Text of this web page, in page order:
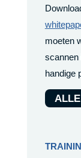
moeten
scannen
handige